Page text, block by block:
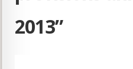
2013”